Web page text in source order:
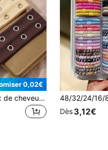
0,02€
3 pièces Bandeaux de cheveux élastiques ajourés, doux et antidérapants, style punk gothique à la mode, pour la plage, le yoga, les sports, le quotidien et les tenues décontractées, esthétiques
Dès3,12€